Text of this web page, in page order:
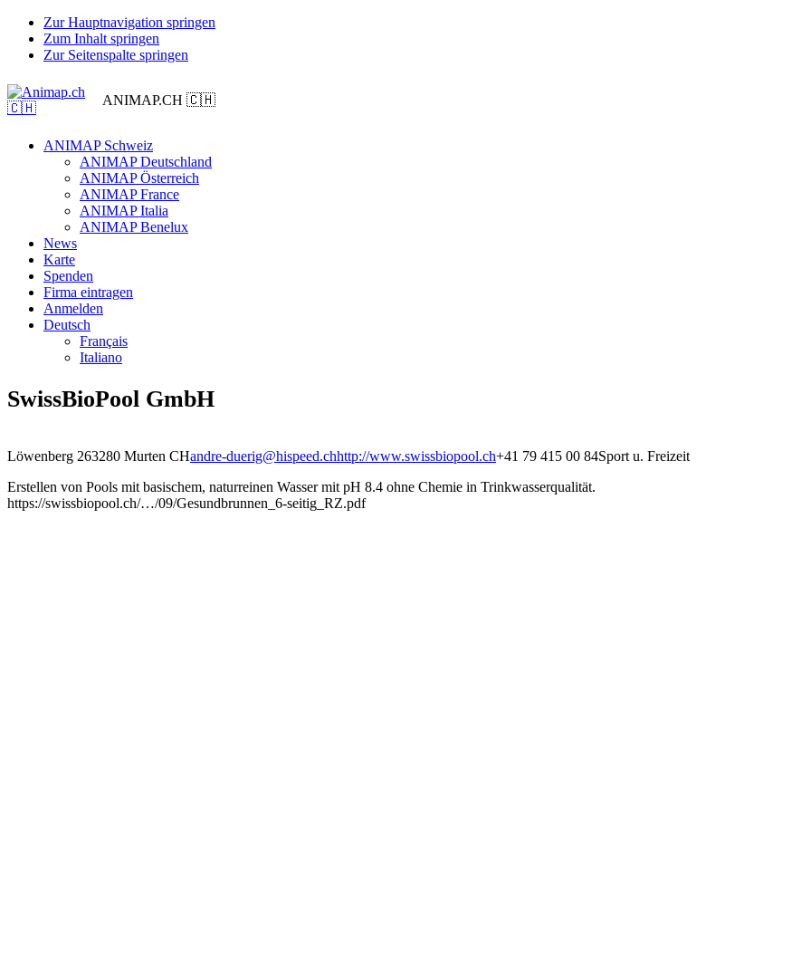
Zur Hauptnavigation springen
Zum Inhalt springen
Zur Seitenspalte springen
ANIMAP.CH 🇨🇭
ANIMAP Schweiz
ANIMAP Deutschland
ANIMAP Österreich
ANIMAP France
ANIMAP Italia
ANIMAP Benelux
News
Karte
Spenden
Firma eintragen
Anmelden
Deutsch
Français
Italiano
SwissBioPool GmbH
Löwenberg 263280 Murten CHandre-duerig@hispeed.chhttp://www.swissbiopool.ch+41 79 415 00 84Sport u. Freizeit
Erstellen von Pools mit basischem, naturreinen Wasser mit pH 8.4 ohne Chemie in Trinkwasserqualität.
https://swissbiopool.ch/…/09/Gesundbrunnen_6-seitig_RZ.pdf